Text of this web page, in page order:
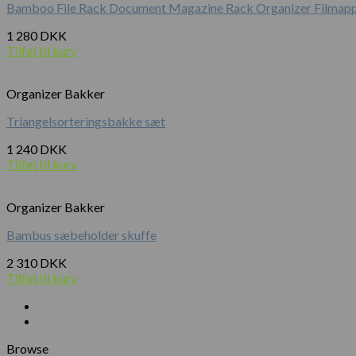
Bamboo File Rack Document Magazine Rack Organizer
1 280 DKK
Tilføj til kurv
Organizer Bakker
Triangelsorteringsbakke sæt
1 240 DKK
Tilføj til kurv
Organizer Bakker
Bambus sæbeholder skuffe
2 310 DKK
Tilføj til kurv
Browse